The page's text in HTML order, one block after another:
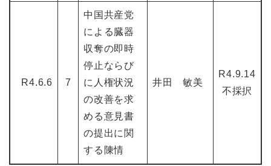
R4.6.6 7
中国共産党
による臓器
収奪の即時
停止ならび
に人権状況
の改善を求
める意見書
の提出に関
する陳情
井田 敏美
R4.9.14
不採択